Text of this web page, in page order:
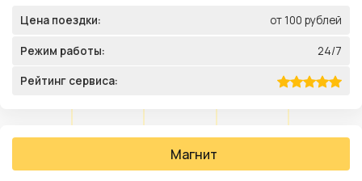
Цена поездки: от 100 рублей
Режим работы: 24/7
Рейтинг сервиса:
Магнит